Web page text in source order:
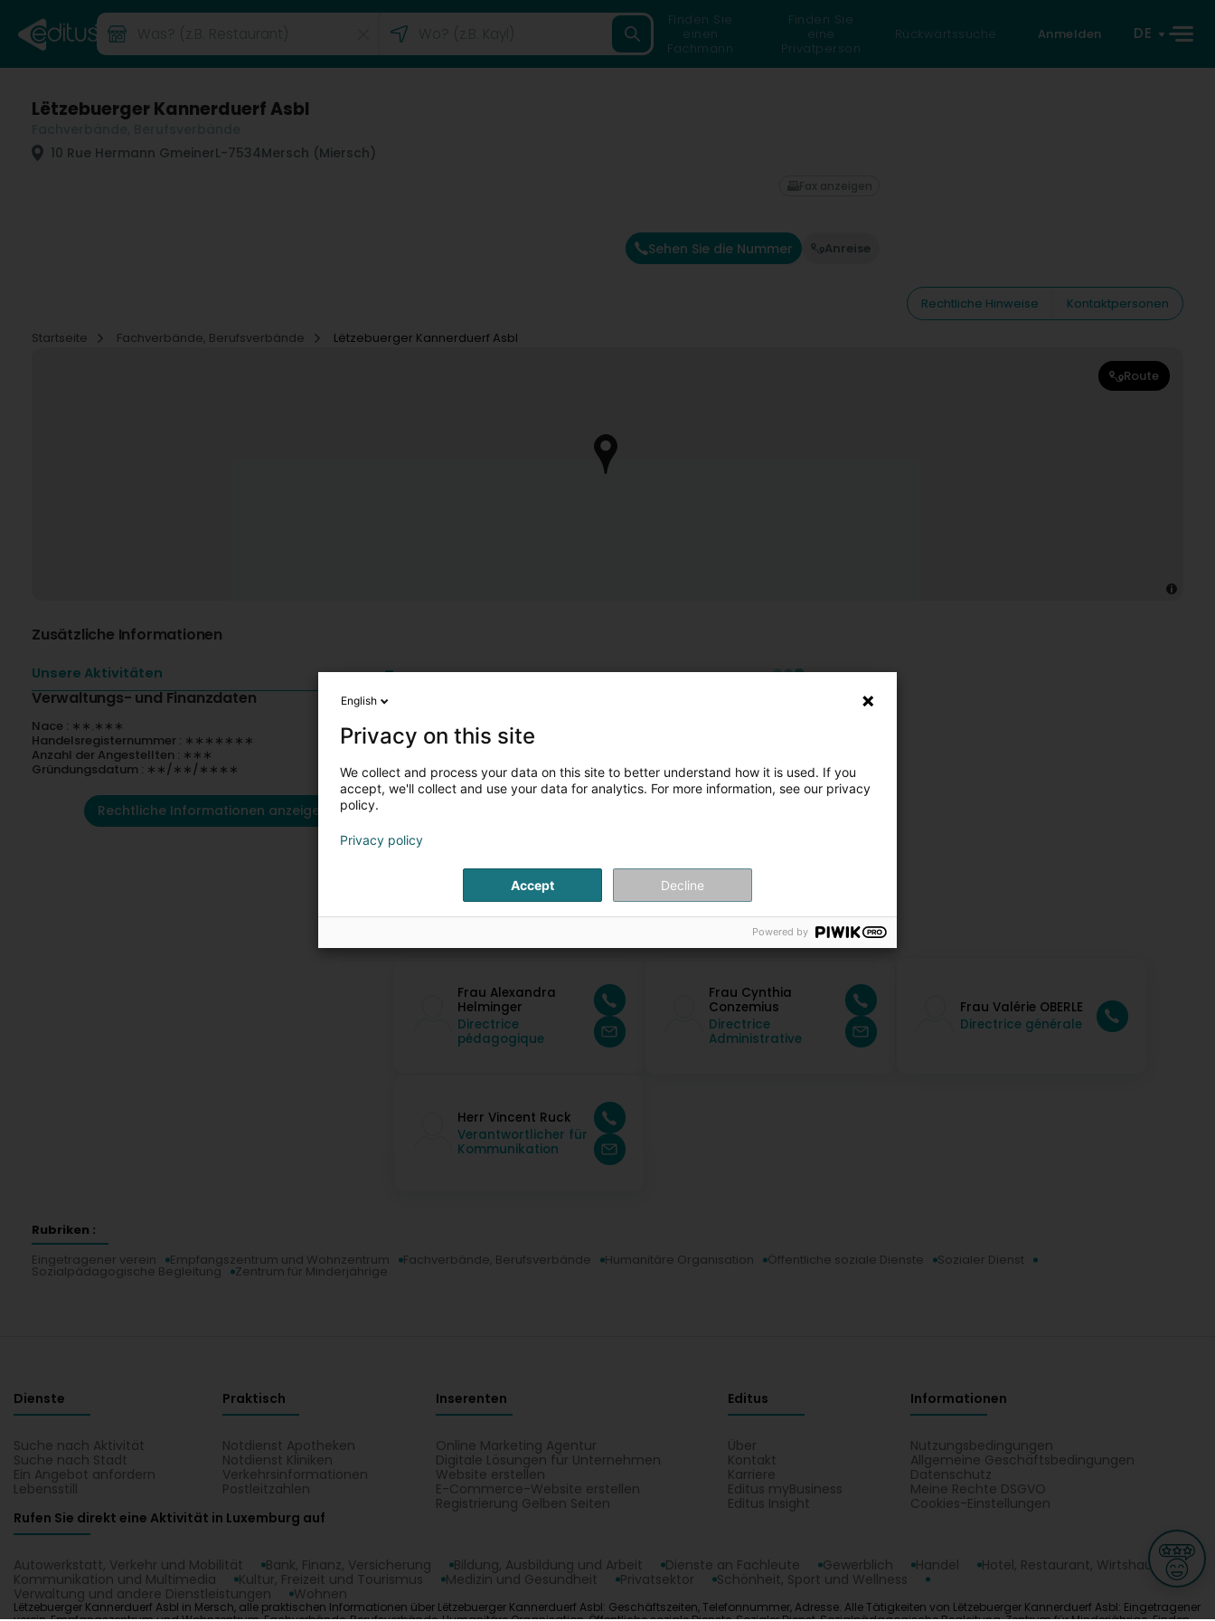
Finden Sie
einen
Fachmann
Finden Sie
eine
Privatperson
Rückwärtssuche Anmelden DE
Lëtzebuerger Kannerduerf Asbl
10 Rue Hermann GmeinerL-7534Mersch (Miersch)
Sehen Sie die Nummer Anreise
Fax anzeigen
Rechtliche Hinweise
Kontaktpersonen
Startseite
Fachverbände, Berufsverbände Lëtzebuerger Kannerduerf Asbl
Route
Zusätzliche Informationen
Unsere Aktivitäten
Verwaltungs- und Finanzdaten
Nace : ∗∗.∗∗∗
Handelsregisternummer : ∗∗∗∗∗∗∗
Anzahl der Angestellten : ∗∗∗
Gründungsdatum : ∗∗/∗∗/∗∗∗∗
Rechtliche Informationen anzeigen
Frau Alexandra
Helminger
Directrice
pédagogique
Frau Cynthia
Conzemius
Directrice
Administrative
Frau Valérie OBERLE
Directrice générale
Herr Vincent Ruck
Verantwortlicher für
Kommunikation
Rubriken :
Eingetragener verein
Empfangszentrum und Wohnzentrum Fachverbände, Berufsverbände Humanitäre Organisation Öffentliche soziale Dienste Sozialer Dienst
Sozialpädagogische Begleitung Zentrum für Minderjährige
Dienste
Suche nach Aktivität
Suche nach Stadt
Ein Angebot anfordern
Lebensstill
Praktisch
Notdienst Apotheken
Notdienst Kliniken
Verkehrsinformationen
Postleitzahlen
Inserenten
Online Marketing Agentur
Digitale Lösungen für Unternehmen
Website erstellen
E-Commerce-Website erstellen
Registrierung Gelben Seiten
Editus
Über
Kontakt
Karriere
Editus myBusiness
Editus Insight
Informationen
Nutzungsbedingungen
Allgemeine Geschäftsbedingungen
Datenschutz
Meine Rechte DSGVO
Cookies-Einstellungen
Rufen Sie direkt eine Aktivität in Luxemburg auf
Autowerkstatt, Verkehr und Mobilität Bank, Finanz, Versicherung Bildung, Ausbildung und Arbeit Dienste an Fachleute Gewerblich Handel
Hotel, Restaurant, Wirtshaus
Kommunikation und Multimedia
Kultur, Freizeit und Tourismus Medizin und Gesundheit Privatsektor
Schönheit, Sport und Wellness
Verwaltung und andere Dienstleistungen
Wohnen
Lëtzebuerger Kannerduerf Asbl in Mersch, alle praktischen Informationen über Lëtzebuerger Kannerduerf Asbl: Geschäftszeiten, Telefonnummer, Adresse. Alle Tätigkeiten von Lëtzebuerger Kannerduerf Asbl: Eingetragener
English
Privacy on this site
We collect and process your data on this site to better understand how it is used. If you
accept, we'll collect and use your data for analytics. For more information, see our privacy
policy.
Privacy policy
Accept Decline
Powered by